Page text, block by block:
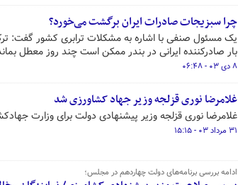
چرا سبزیجات صادرات ایران برگشت می‌خورد؟
یک مسئول صنفی با اشاره به مشکلات ترابری کشور گفت:
بار صادرکننده ایرانی در بندر ممکن است چند روز معطل
۸ دی ۰۳ - ۰۶:۴۸
غلامرضا نوری قزلجه وزیر جهاد کشاورزی شد
غلامرضا نوری قزلجه وزیر پیشنهادی دولت برای وزارت
۳۱ مرداد ۰۳ - ۱۵:۱۵
ادامه بررسی برنامه‌های دولت چهاردهم در مجلس؛